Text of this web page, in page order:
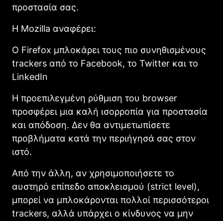
προστασία σας.
Η Mozilla αναφέρει:
Ο Firefox μπλοκάρει τους πιο συνηθισμένους
trackers από το Facebook, το Twitter και το
LinkedIn
H προεπιλεγμένη ρύθμιση του browser
προσφέρει μια καλή ισορροπία για προστασία
και απόδοση. Δεν θα αντιμετωπίσετε
προβλήματα κατά την περιήγησά σας στον
ιστό.
Από την άλλη, αν χρησιμοποιήσετε το
αυστηρό επίπεδο αποκλεισμού (strict level),
μπορεί να μπλοκάρονται πολλοί περισσότεροι
trackers, αλλά υπάρχει ο κίνδυνος να μην